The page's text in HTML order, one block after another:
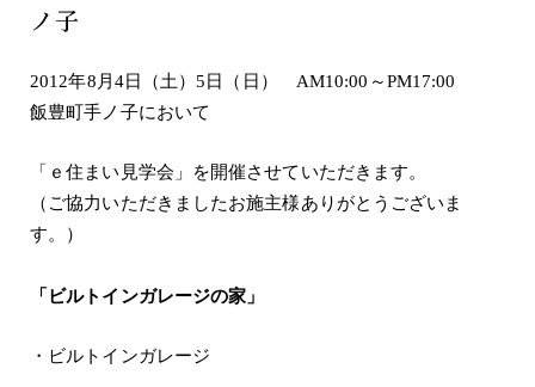
ノ子
2012年8 月 4日（土）5 日（日） AM10:00 ～PM17:00
飯豊町手ノ子において
「ｅ住まい見学会」を開催させていただきます。
（ご協力いただきましたお施主様ありがとうございま
す。）
「ビルトインガレージの家」
・ビルトインガレージ